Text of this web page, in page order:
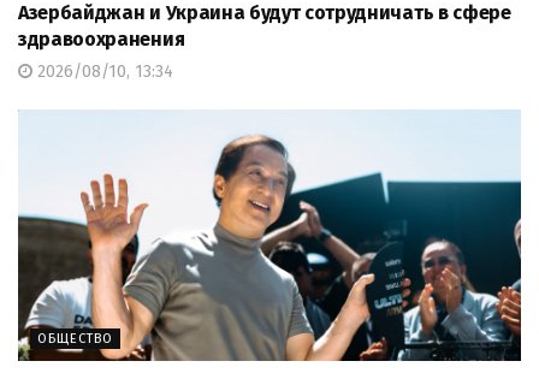
Азербайджан и Украина будут сотрудничать в сфере
здравоохранения
2026/08/10, 13:34
ОБЩЕСТВО